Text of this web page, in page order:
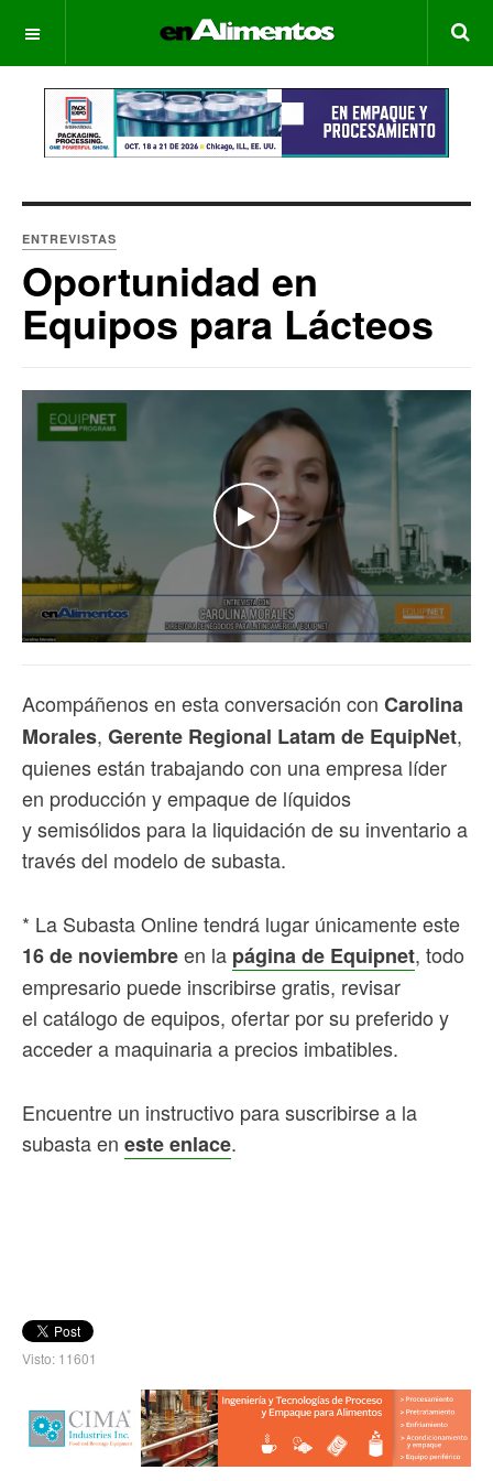
OFF CANVAS
ENTREVISTAS
Oportunidad en
Equipos para Lácteos
WATCH THE VIDEO
Acompáñenos en esta conversación con Carolina
Morales, Gerente Regional Latam de EquipNet,
quienes están trabajando con una empresa líder
en producción y empaque de líquidos
ysemisólidos para la liquidación de su inventario a
través del modelo de subasta.
* La Subasta Online tendrá lugar únicamente este
16 de noviembreen la página de Equipnet, todo
empresario puede inscribirse gratis, revisar
el catálogo de equipos, ofertar por su preferido y
acceder a maquinaria a precios imbatibles.
Encuentre un instructivo para suscribirse a la
subasta en este enlace.
Visto: 11601